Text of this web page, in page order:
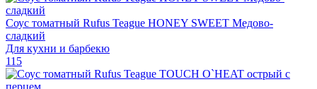
Соус томатный Rufus Teague HONEY SWEET Медово-
сладкий
Для кухни и барбекю
115